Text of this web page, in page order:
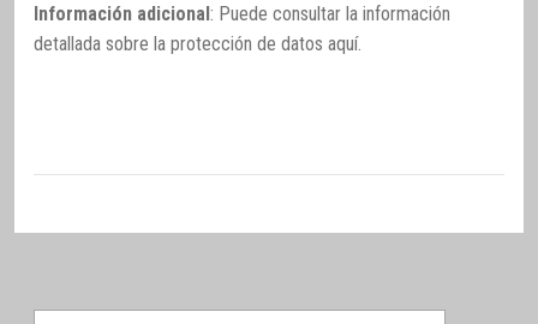
Información adicional: Puede consultar la información
detallada sobre la protección de datos aquí.